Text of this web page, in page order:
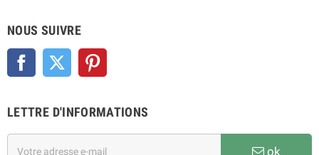
NOUS SUIVRE
Facebook Twitter
LETTRE D'INFORMATIONS
ok